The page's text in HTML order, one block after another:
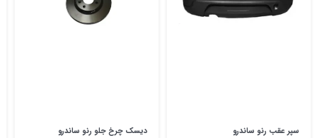
سپر عقب رنو ساندرو دیسک چرخ جلو رنو ساندرو